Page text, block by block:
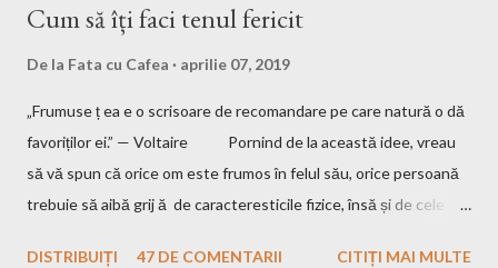
Cum să îți faci tenul fericit
De la Fata cu Cafea aprilie 07, 2019
„Frumuse ț ea e o scrisoare de recomandare pe care natură o dă
favoriților ei.” — Voltaire Pornind de la această idee, vreau
să vă spun că orice om este frumos în felul său, orice persoană
trebuie să aibă grij ă de caracteresticile fizice, însă și de cele
DISTRIBUIȚI 47 DE COMENTARII CITIȚI MAI MULTE